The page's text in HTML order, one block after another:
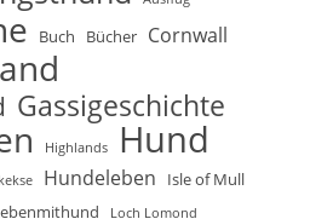
Buch Bücher Cornwall
Gassigeschichte
Highlands Hund
Hundeleben Isle of Mull
Loch Lomond